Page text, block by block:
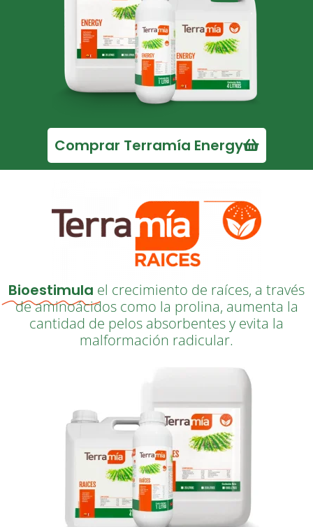
Comprar Terramía Energy
Bioestimula el crecimiento de raíces, a través
de aminoácidos como la prolina, aumenta la
cantidad de pelos absorbentes y evita la
malformación radicular.